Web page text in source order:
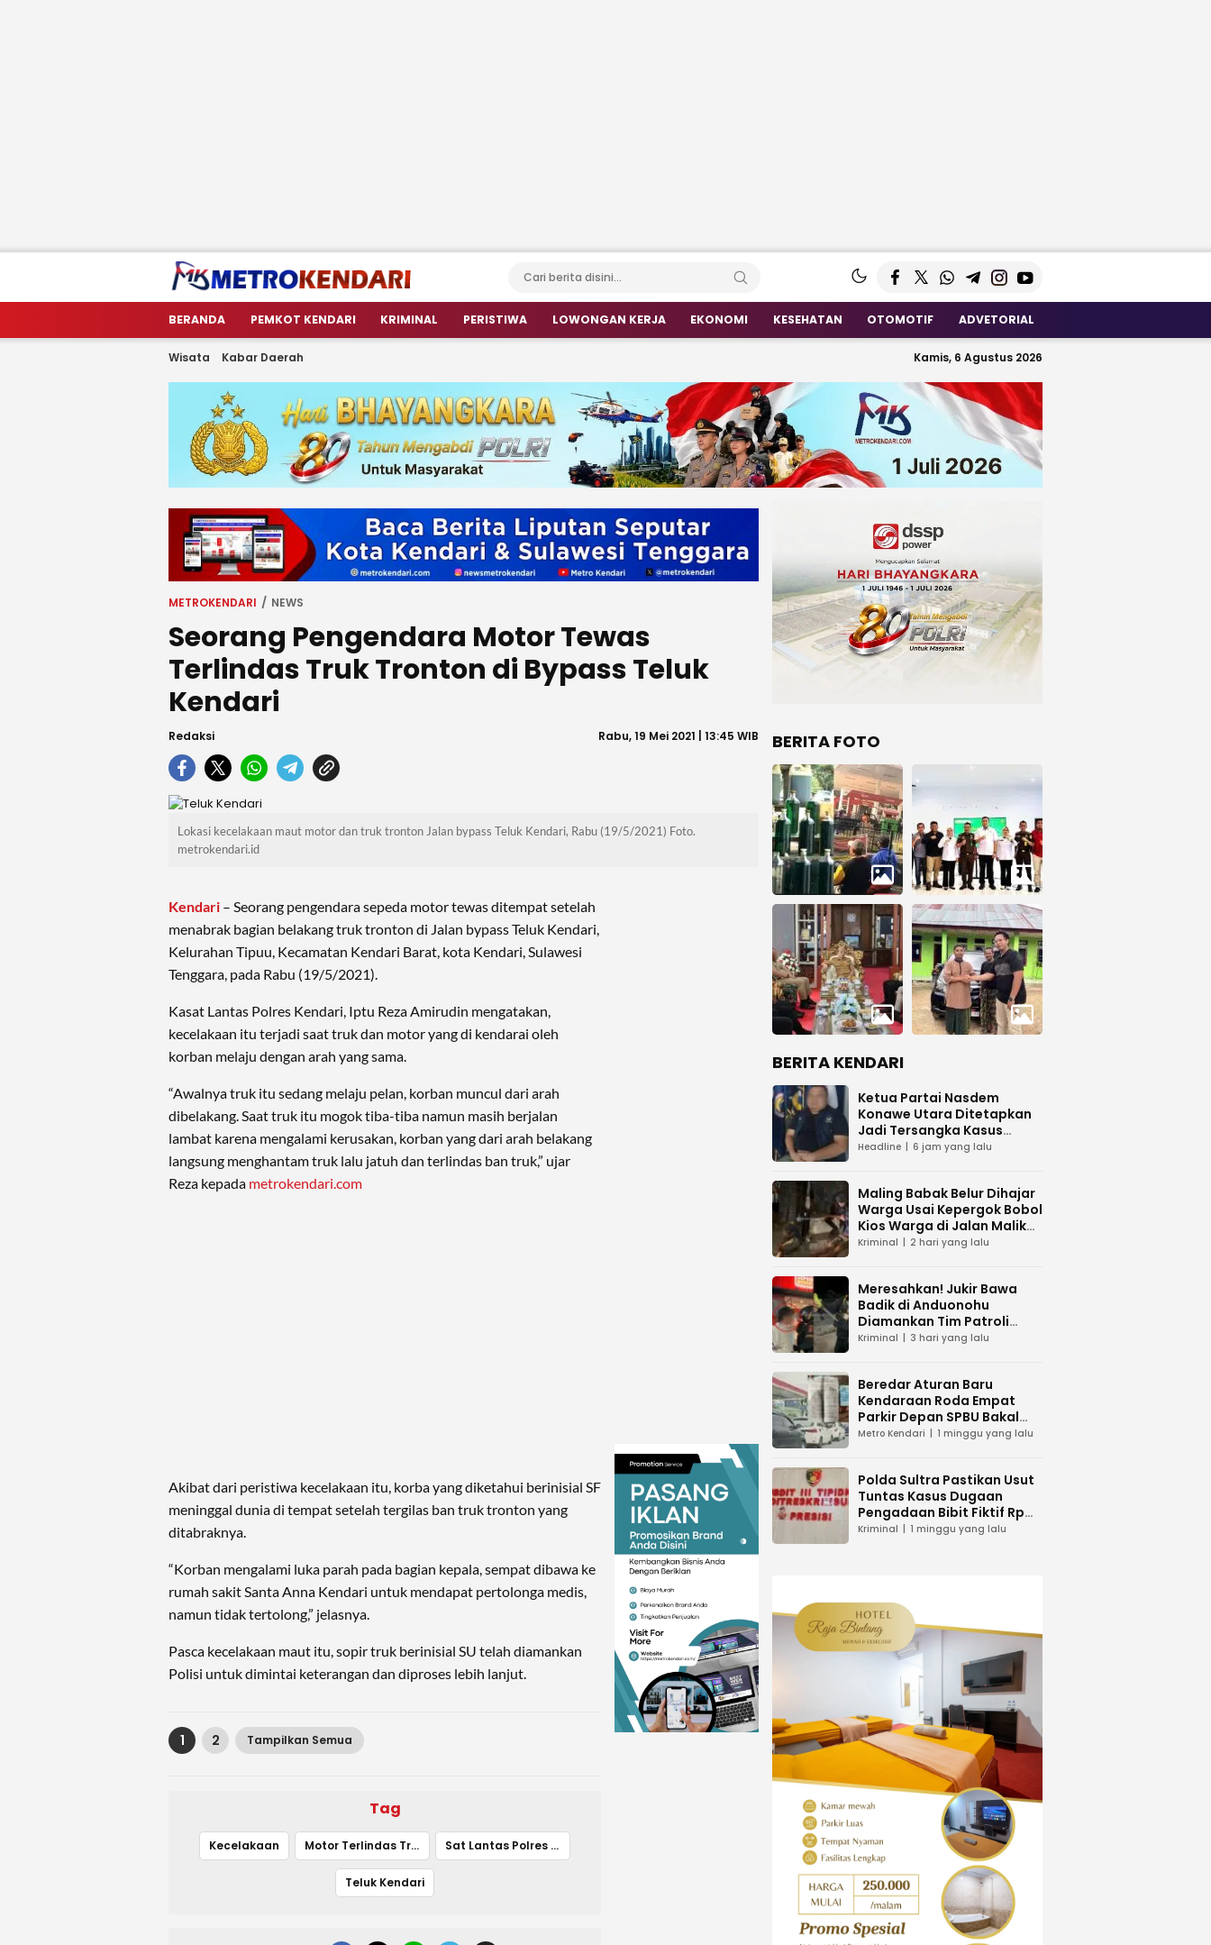
metrokendari
Berita Terkini Sulawesi Tenggara
BERANDA PEMKOT KENDARI KRIMINAL PERISTIWA LOWONGAN KERJA EKONOMI KESEHATAN OTOMOTIF ADVETORIAL
Wisata Kabar Daerah Kamis, 6 Agustus 2026
METROKENDARI NEWS
Seorang Pengendara Motor Tewas
Terlindas Truk Tronton di Bypass Teluk
Kendari
Redaksi Rabu, 19 Mei 2021 | 13:45 WIB
Lokasi kecelakaan maut motor dan truk tronton Jalan bypass Teluk Kendari, Rabu (19/5/2021) Foto.
metrokendari.id
Kendari – Seorang pengendara sepeda motor tewas ditempat setelah
menabrak bagian belakang truk tronton di Jalan bypass Teluk Kendari,
Kelurahan Tipuu, Kecamatan Kendari Barat, kota Kendari, Sulawesi
Tenggara, pada Rabu (19/5/2021).
Kasat Lantas Polres Kendari, Iptu Reza Amirudin mengatakan,
kecelakaan itu terjadi saat truk dan motor yang di kendarai oleh
korban melaju dengan arah yang sama.
“Awalnya truk itu sedang melaju pelan, korban muncul dari arah
dibelakang. Saat truk itu mogok tiba-tiba namun masih berjalan
lambat karena mengalami kerusakan, korban yang dari arah belakang
langsung menghantam truk lalu jatuh dan terlindas ban truk,” ujar
Reza kepada metrokendari.com
Akibat dari peristiwa kecelakaan itu, korba yang diketahui berinisial SF
meninggal dunia di tempat setelah tergilas ban truk tronton yang
ditabraknya.
“Korban mengalami luka parah pada bagian kepala, sempat dibawa ke
rumah sakit Santa Anna Kendari untuk mendapat pertolonga medis,
namun tidak tertolong,” jelasnya.
Pasca kecelakaan maut itu, sopir truk berinisial SU telah diamankan
Polisi untuk dimintai keterangan dan diproses lebih lanjut.
1 2 Tampilkan Semua
Tag
Kecelakaan Motor Terlindas Truk Sat Lantas Polres Kendari
Teluk Kendari
BERITA FOTO
BERITA KENDARI
Ketua Partai Nasdem
Konawe Utara Ditetapkan
Jadi Tersangka Kasus
Dugaan Penipuan
Headline 6 jam yang lalu
Maling Babak Belur Dihajar
Warga Usai Kepergok Bobol
Kios Warga di Jalan Malik
Raya Mandonga
Kriminal 2 hari yang lalu
Meresahkan! Jukir Bawa
Badik di Anduonohu
Diamankan Tim Patroli
Polresta Kendari
Kriminal 3 hari yang lalu
Beredar Aturan Baru
Kendaraan Roda Empat
Parkir Depan SPBU Bakal
Dikenakan Pungutan Karcis
Metro Kendari 1 minggu yang lalu
Polda Sultra Pastikan Usut
Tuntas Kasus Dugaan
Pengadaan Bibit Fiktif Rp
26 Miliar
Kriminal 1 minggu yang lalu